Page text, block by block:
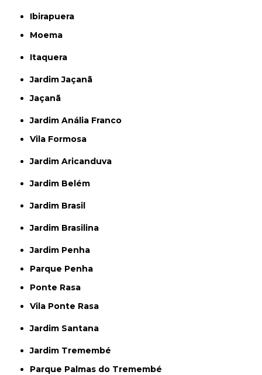
Ibirapuera
Moema
Itaquera
Jardim Jaçanã
Jaçanã
Jardim Anália Franco
Vila Formosa
Jardim Aricanduva
Jardim Belém
Jardim Brasil
Jardim Brasilina
Jardim Penha
Parque Penha
Ponte Rasa
Vila Ponte Rasa
Jardim Santana
Jardim Tremembé
Parque Palmas do Tremembé